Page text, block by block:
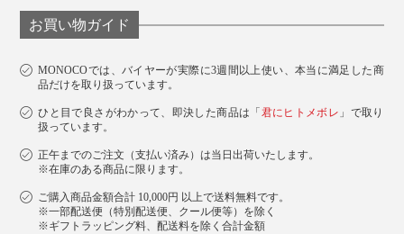
お買い物ガイド
MONOCOでは、バイヤーが実際に3週間以上使い、本当に満足した商
品だけを取り扱っています。
ひと目で良さがわかって、即決した商品は「君にヒトメボレ 」で取り
扱っています。
正午までのご注文（支払い済み）は当日出荷いたします。
※在庫のある商品に限ります。
ご購入商品金額合計 10,000円 以上で送料無料です。
※一部配送便（特別配送便、クール便等）を除く
※ギフトラッピング料、配送料を除く合計金額